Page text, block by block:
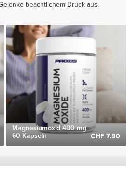
beachtlichem Druck aus.
Magnesiumoxid 400 mg
60 Kapseln
CHF 7.90